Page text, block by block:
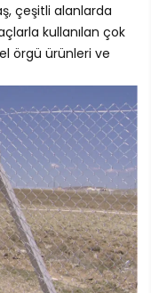
çeşitli alanlarda
kullanılan çok
örgü ürünleri ve